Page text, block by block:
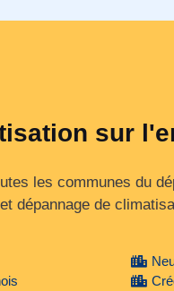
sur
les communes du
dépannage de